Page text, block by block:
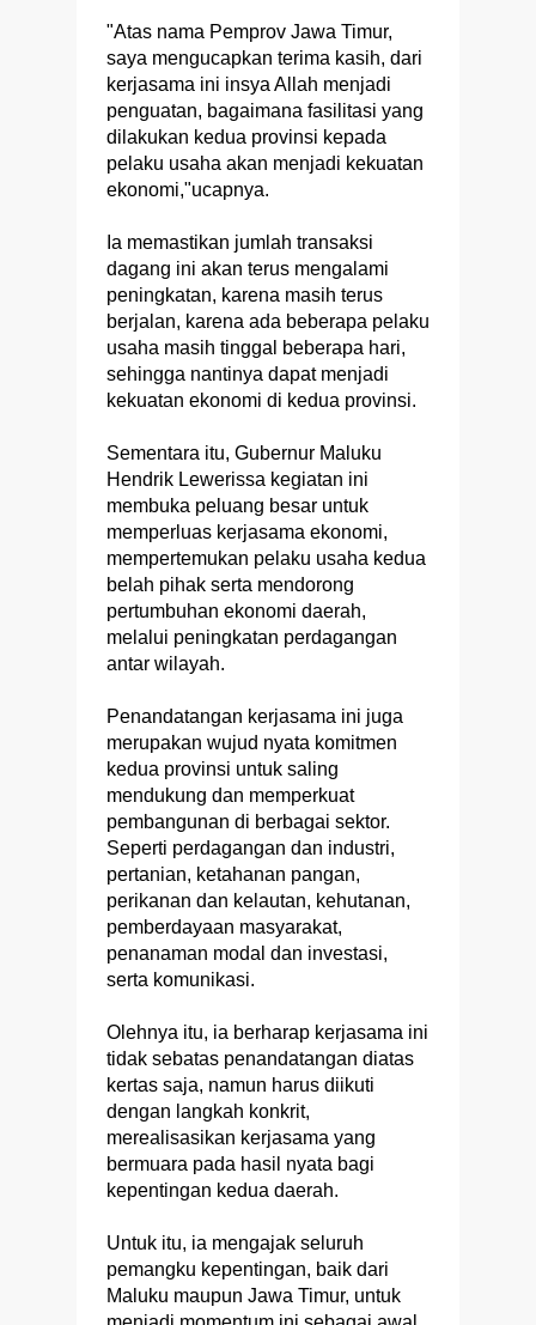
"Atas nama Pemprov Jawa Timur,
saya mengucapkan terima kasih, dari
kerjasama ini insya Allah menjadi
penguatan, bagaimana fasilitasi yang
dilakukan kedua provinsi kepada
pelaku usaha akan menjadi kekuatan
ekonomi,"ucapnya.
Ia memastikan jumlah transaksi
dagang ini akan terus mengalami
peningkatan, karena masih terus
berjalan, karena ada beberapa pelaku
usaha masih tinggal beberapa hari,
sehingga nantinya dapat menjadi
kekuatan ekonomi di kedua provinsi.
Sementara itu, Gubernur Maluku
Hendrik Lewerissa kegiatan ini
membuka peluang besar untuk
memperluas kerjasama ekonomi,
mempertemukan pelaku usaha kedua
belah pihak serta mendorong
pertumbuhan ekonomi daerah,
melalui peningkatan perdagangan
antar wilayah.
Penandatangan kerjasama ini juga
merupakan wujud nyata komitmen
kedua provinsi untuk saling
mendukung dan memperkuat
pembangunan di berbagai sektor.
Seperti perdagangan dan industri,
pertanian, ketahanan pangan,
perikanan dan kelautan, kehutanan,
pemberdayaan masyarakat,
penanaman modal dan investasi,
serta komunikasi.
Olehnya itu, ia berharap kerjasama ini
tidak sebatas penandatangan diatas
kertas saja, namun harus diikuti
dengan langkah konkrit,
merealisasikan kerjasama yang
bermuara pada hasil nyata bagi
kepentingan kedua daerah.
Untuk itu, ia mengajak seluruh
pemangku kepentingan, baik dari
Maluku maupun Jawa Timur, untuk